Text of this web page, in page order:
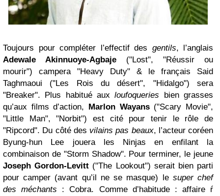
Toujours pour compléter l’effectif des gentils, l’anglais
Adewale Akinnuoye-Agbaje ("Lost", "Réussir ou
mourir") campera "Heavy Duty" & le français Said
Taghmaoui ("Les Rois du désert", "Hidalgo") sera
"Breaker". Plus habitué auxloufoqueries bien grasses
qu’aux films d’action,
Marlon Wayans("Scary Movie",
"Little Man", "Norbit") est cité pour tenir le rôle de
"Ripcord". Du côté des vilains pas beaux, l’acteur coréen
Byung-hun Lee jouera les Ninjas en enfilant la
combinaison de "Storm Shadow". Pour terminer, le jeune
Joseph Gordon-Levitt ("The Lookout") serait bien parti
pour camper (avant qu’il ne se masque) le super chef
des méchants : Cobra. Comme d’habitude : affaire ŕ